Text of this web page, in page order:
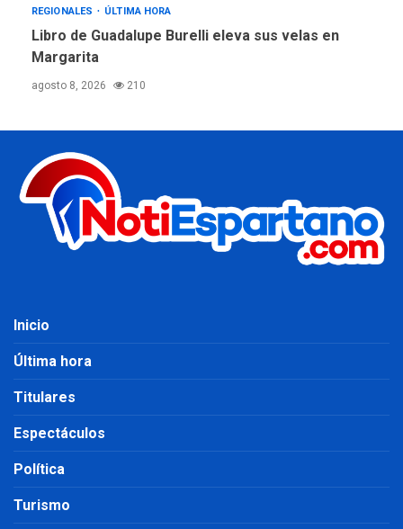
REGIONALES ÚLTIMA HORA
Libro de Guadalupe Burelli eleva sus velas en
Margarita
agosto 8, 2026 210
Inicio
Última hora
Titulares
Espectáculos
Política
Turismo